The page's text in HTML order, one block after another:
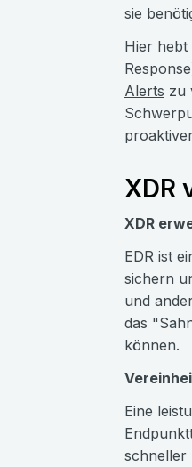
sie
Hier hebt
Alerts zu
XDR
XDR
EDR ist
sichern
und
das
können.
Eine
schneller